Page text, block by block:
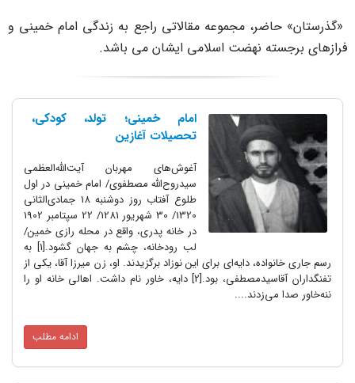
حاضر، مجموعه مقالاتی راجع به زندگی امام خمینی و
برجسته نهضت اسلامی ایشان می باشد.
امام خمینی؛ تولد، کودکی،
تحصیلات آغازین
آغوش‌های مهربان آیت‌الله‌العظمی
سیدروح‌الله مصطفوی/ امام خمینی در اول
طلوع آفتاب روز دوشنبه 18 جمادی‌الثانی
1320/ 30 شهریور 1281/ 22 سپتامبر 1902
در خانه پدری، واقع در محله رازی خمین/
لب رودخانه، چشم به جهان گشود.[1] به
رسم جاری خانواده، دایه‌ای برای این نوزاد برگزیدند. او، زن میرزا آقا، یکی از
تفنگداران آقاسیدمصطفی، بود.[2] دایه، خاور نام داشت. اهالی خانه او را
ننه‌خاور صدا می‌زدند....
ادامه مطلب